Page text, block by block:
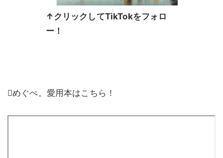
↑クリックしてTikTokをフォロ
ー！
めぐぺ。愛用本はこちら！